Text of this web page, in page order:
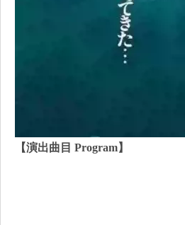
【演出曲目 Program】